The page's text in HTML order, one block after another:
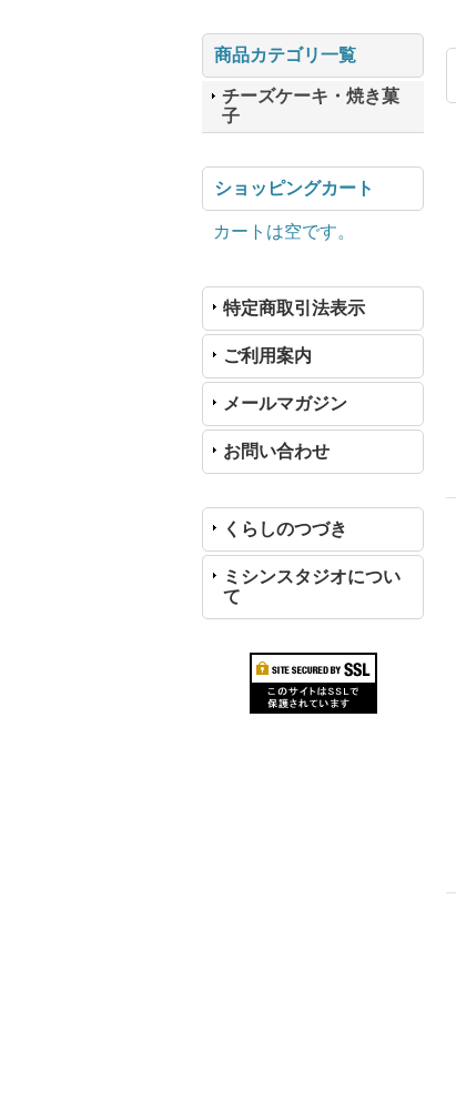
商品カテゴリ一覧
チーズケーキ・焼き菓
子
ショッピングカート
カートは空です。
特定商取引法表示
ご利用案内
メールマガジン
お問い合わせ
くらしのつづき
ミシンスタジオについ
て